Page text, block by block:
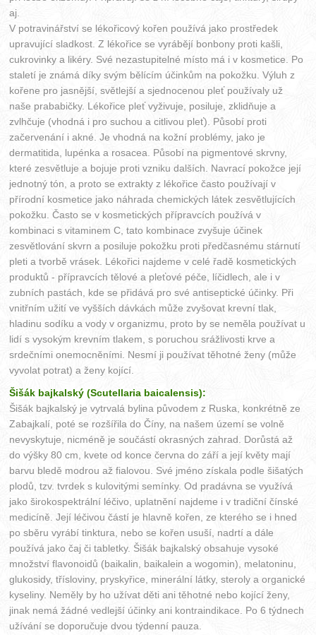
aj.
V potravinářství se lékořicový kořen používá jako prostředek
upravující sladkost. Z lékořice se vyrábějí bonbony proti kašli,
cukrovinky a likéry. Své nezastupitelné místo má i v kosmetice. Po
staletí je známá díky svým bělícím účinkům na pokožku. Výluh z
kořene pro jasnější, světlejší a sjednocenou pleť používaly už
naše prababičky. Lékořice pleť vyživuje, posiluje, zklidňuje a
zvlhčuje (vhodná i pro suchou a citlivou pleť). Působí proti
začervenání i akné. Je vhodná na kožní problémy, jako je
dermatitida, lupénka a rosacea. Působí na pigmentové skrvny,
které zesvětluje a bojuje proti vzniku dalších. Navrací pokožce její
jednotný tón, a proto se extrakty z lékořice často používají v
přírodní kosmetice jako náhrada chemických látek zesvětlujících
pokožku. Často se v kosmetických přípravcích používá v
kombinaci s vitaminem C, tato kombinace zvyšuje účinek
zesvětlování skvrn a posiluje pokožku proti předčasnému stárnutí
pleti a tvorbě vrásek. Lékořici najdeme v celé řadě kosmetických
produktů - přípravcích tělové a pleťové péče, líčidlech, ale i v
zubních pastách, kde se přidává pro své antiseptické účinky. Při
vnitřním užití ve vyšších dávkách může zvyšovat krevní tlak,
hladinu sodíku a vody v organizmu, proto by se neměla používat u
lidí s vysokým krevním tlakem, s poruchou srážlivosti krve a
srdečními onemocněními. Nesmí ji používat těhotné ženy (může
vyvolat potrat) a ženy kojící.
Šišák bajkalský (Scutellaria baicalensis):
Šišák bajkalský je vytrvalá bylina původem z Ruska, konkrétně ze
Zabajkalí, poté se rozšířila do Číny, na našem území se volně
nevyskytuje, nicméně je součástí okrasných zahrad. Dorůstá až
do výšky 80 cm, kvete od konce června do září a její květy mají
barvu bledě modrou až fialovou. Své jméno získala podle šišatých
plodů, tzv. tvrdek s kulovitými semínky. Od pradávna se využívá
jako širokospektrální léčivo, uplatnění najdeme i v tradiční čínské
medicíně. Její léčivou částí je hlavně kořen, ze kterého se i hned
po sběru vyrábí tinktura, nebo se kořen usuší, nadrtí a dále
používá jako čaj či tabletky. Šišák bajkalský obsahuje vysoké
množství flavonoidů (baikalin, baikalein a wogomin), melatoninu,
glukosidy, třísloviny, pryskyřice, minerální látky, steroly a organické
kyseliny. Neměly by ho užívat děti ani těhotné nebo kojící ženy,
jinak nemá žádné vedlejší účinky ani kontraindikace. Po 6 týdnech
užívání se doporučuje dvou týdenní pauza.